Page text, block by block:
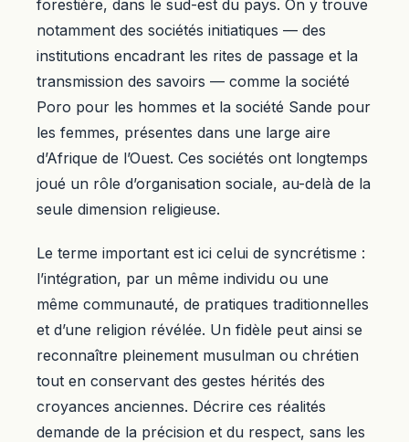
forestière, dans le sud-est du pays. On y trouve
notamment des sociétés initiatiques — des
institutions encadrant les rites de passage et la
transmission des savoirs — comme la société
Poro pour les hommes et la société Sande pour
les femmes, présentes dans une large aire
d’Afrique de l’Ouest. Ces sociétés ont longtemps
joué un rôle d’organisation sociale, au-delà de la
seule dimension religieuse.
Le terme important est ici celui de syncrétisme :
l’intégration, par un même individu ou une
même communauté, de pratiques traditionnelles
et d’une religion révélée. Un fidèle peut ainsi se
reconnaître pleinement musulman ou chrétien
tout en conservant des gestes hérités des
croyances anciennes. Décrire ces réalités
demande de la précision et du respect, sans les